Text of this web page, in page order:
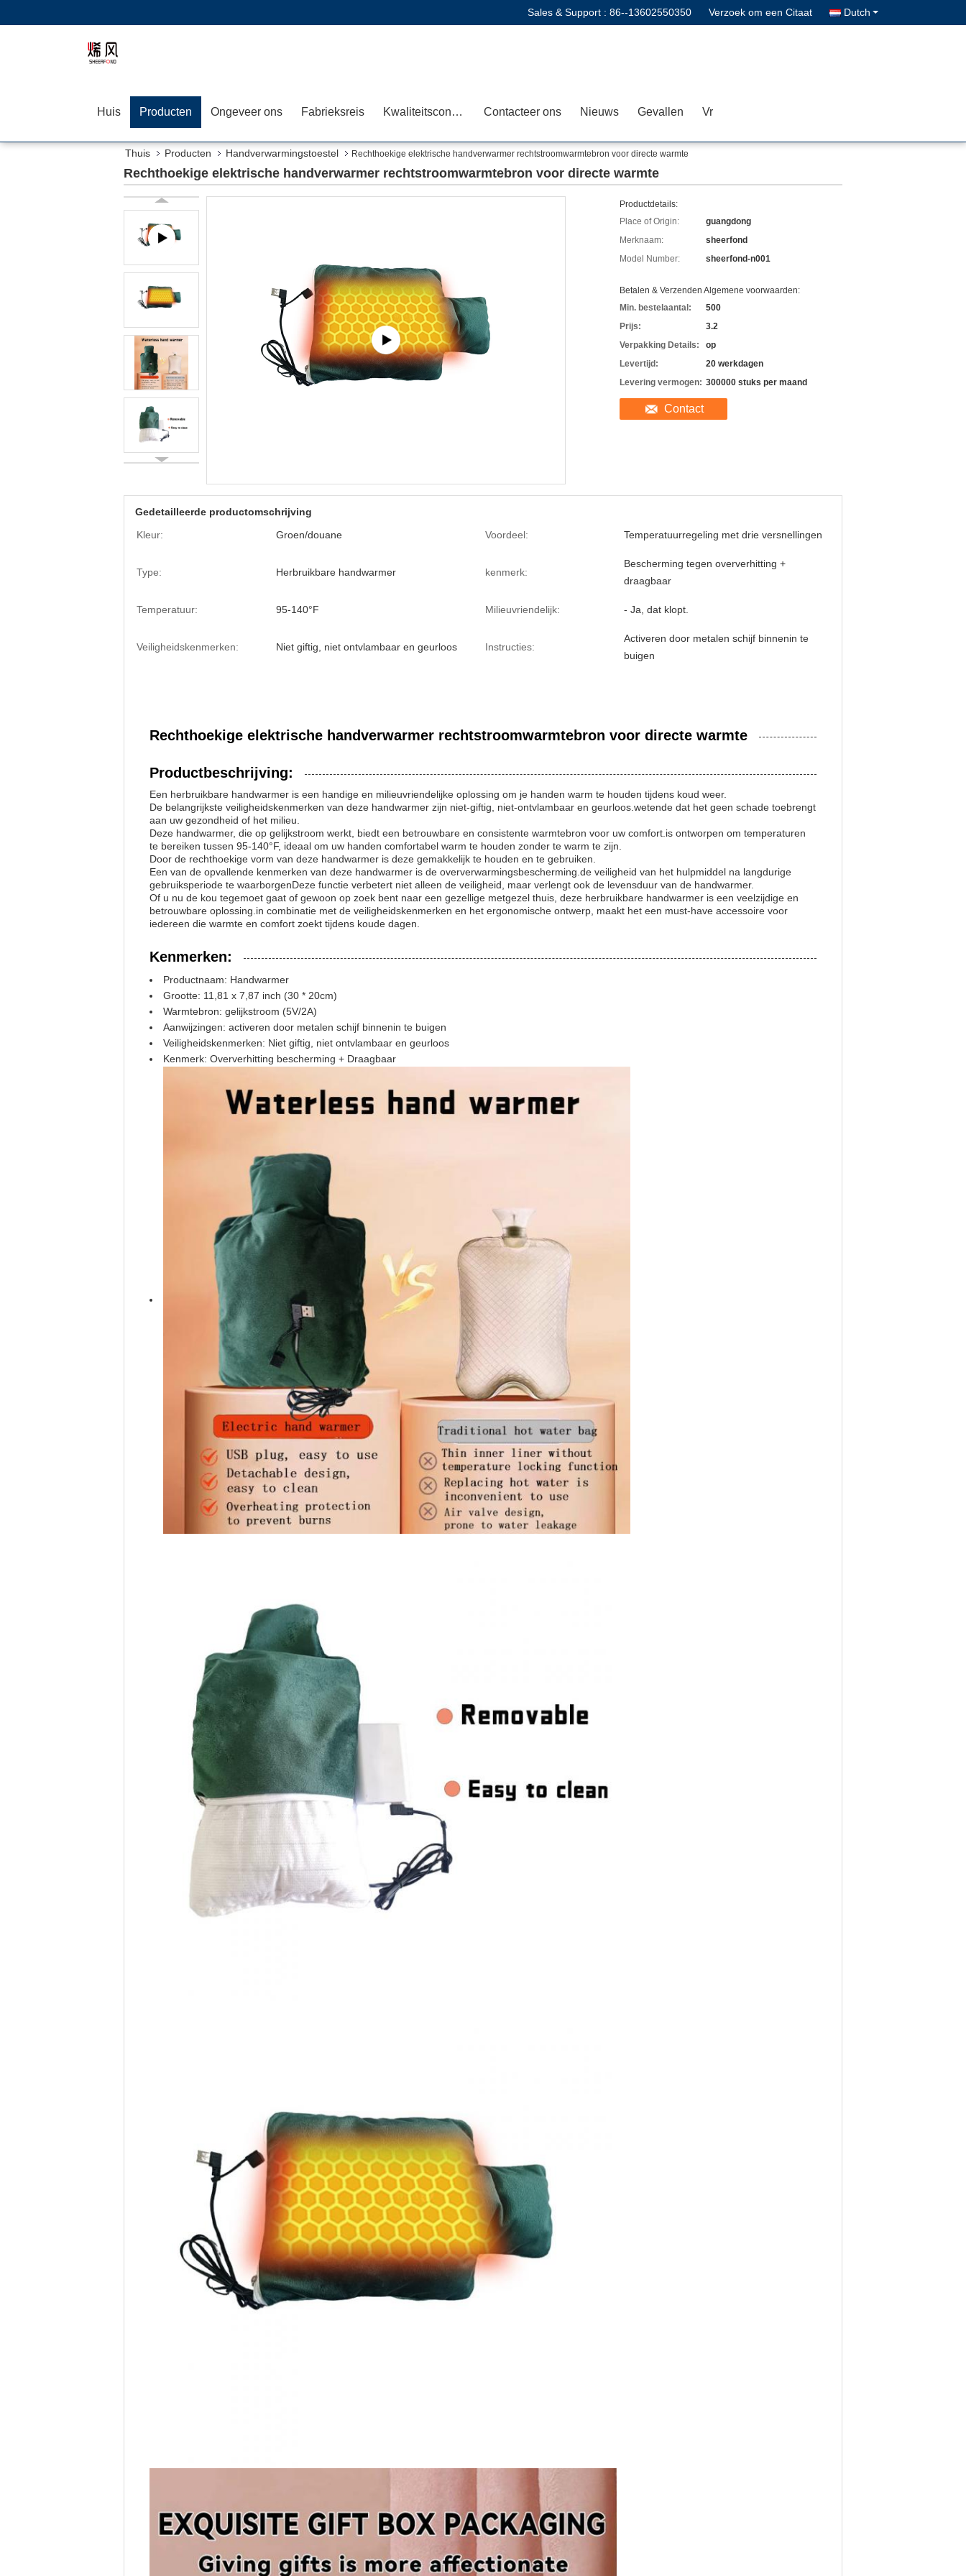
Sales & Support : 86--13602550350 Verzoek om een Citaat Dutch
Huis Producten Ongeveer ons Fabrieksreis Kwaliteitscontrole Contacteer ons Nieuws Gevallen Vr
Thuis Producten Handverwarmingstoestel Rechthoekige elektrische handverwarmer rechtstroomwarmtebron voor directe warmte
Rechthoekige elektrische handverwarmer rechtstroomwarmtebron voor directe warmte
Productdetails:
Place of Origin:
guangdong
Merknaam:
sheerfond
Model Number:
sheerfond-n001
Betalen & Verzenden Algemene voorwaarden:
Min. bestelaantal:
500
Prijs:
3.2
Verpakking Details:
op
Levertijd:
20 werkdagen
Levering vermogen: 300000 stuks per maand
Contact
Gedetailleerde productomschrijving
Kleur:
Groen/douane Voordeel: Temperatuurregeling met drie versnellingen
Type: Herbruikbare handwarmer kenmerk:
Bescherming tegen oververhitting +
draagbaar
Temperatuur: 95-140°F Milieuvriendelijk: - Ja, dat klopt.
Veiligheidskenmerken: Niet giftig, niet ontvlambaar en geurloos Instructies:
Activeren door metalen schijf binnenin te
buigen
Rechthoekige elektrische handverwarmer rechtstroomwarmtebron voor directe warmte
Productbeschrijving:
Een herbruikbare handwarmer is een handige en milieuvriendelijke oplossing om je handen warm te houden tijdens koud weer.
De belangrijkste veiligheidskenmerken van deze handwarmer zijn niet-giftig, niet-ontvlambaar en geurloos.wetende dat het geen schade toebrengt
aan uw gezondheid of het milieu.
Deze handwarmer, die op gelijkstroom werkt, biedt een betrouwbare en consistente warmtebron voor uw comfort.is ontworpen om temperaturen
te bereiken tussen 95-140°F, ideaal om uw handen comfortabel warm te houden zonder te warm te zijn.
Door de rechthoekige vorm van deze handwarmer is deze gemakkelijk te houden en te gebruiken.
Een van de opvallende kenmerken van deze handwarmer is de oververwarmingsbescherming.de veiligheid van het hulpmiddel na langdurige
gebruiksperiode te waarborgenDeze functie verbetert niet alleen de veiligheid, maar verlengt ook de levensduur van de handwarmer.
Of u nu de kou tegemoet gaat of gewoon op zoek bent naar een gezellige metgezel thuis, deze herbruikbare handwarmer is een veelzijdige en
betrouwbare oplossing.in combinatie met de veiligheidskenmerken en het ergonomische ontwerp, maakt het een must-have accessoire voor
iedereen die warmte en comfort zoekt tijdens koude dagen.
Kenmerken:
Productnaam: Handwarmer
Grootte: 11,81 x 7,87 inch (30 * 20cm)
Warmtebron: gelijkstroom (5V/2A)
Aanwijzingen: activeren door metalen schijf binnenin te buigen
Veiligheidskenmerken: Niet giftig, niet ontvlambaar en geurloos
Kenmerk: Oververhitting bescherming + Draagbaar